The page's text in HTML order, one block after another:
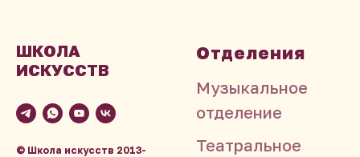
ШКОЛА
ИСКУССТВ
© Школа искусств 2013-
Отделения
Музыкальное
отделение
Театральное